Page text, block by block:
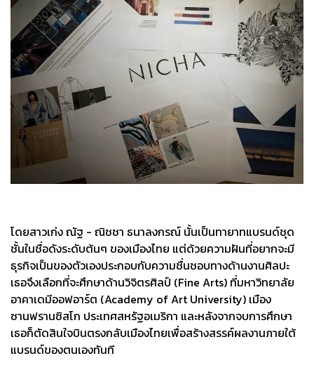
โดยสาวเก่ง ณัฐ - ณิชชา ธนาลงกรณ์ นั้นเป็นทายาทแบรนด์ชุด
ชั้นในชื่อดังระดับต้นๆ ของเมืองไทย แต่ด้วยความฝันที่อยากจะมี
ธุรกิจเป็นของตัวเองประกอบกับความชื่นชอบทางด้านงานศิลปะ
เธอจึงเลือกที่จะศึกษาด้านวิจิตรศิลป์ (Fine Arts) ที่มหาวิทยาลัย
อาคาเดมีออฟอาร์ต (Academy of Art University) เมือง
ซานฟรานซิสโก ประเทศสหรัฐอเมริกา และหลังจากจบการศึกษา
เธอก็ตัดสินใจบินตรงกลับเมืองไทยเพื่อสร้างสรรค์ผลงานภายใต้
แบรนด์ของตนเองทันที